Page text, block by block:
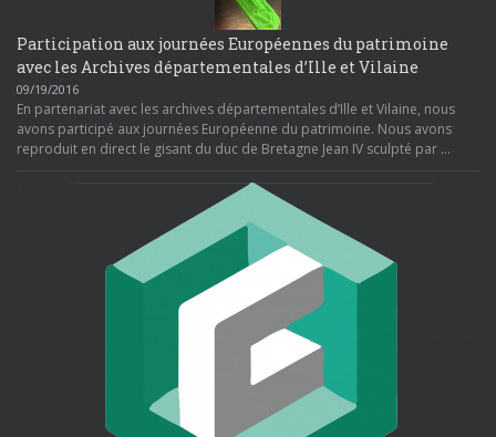
Participation aux journées Européennes du patrimoine
avec les Archives départementales d’Ille et Vilaine
09/19/2016
En partenariat avec les archives départementales d’Ille et Vilaine, nous
avons participé aux journées Européenne du patrimoine. Nous avons
reproduit en direct le gisant du duc de Bretagne Jean IV sculpté par …